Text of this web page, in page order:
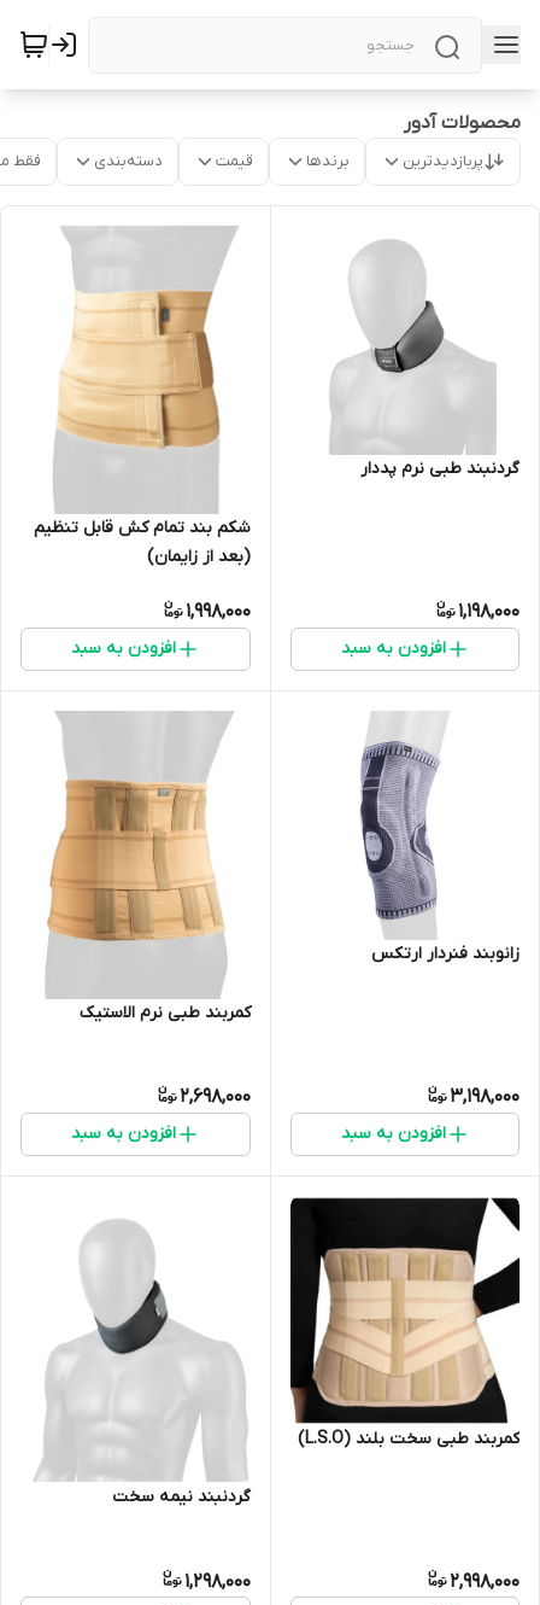
محصولات آدور
پربازدیدترین برندها قیمت دسته‌بندی فقط
گردنبند طبی نرم پددار
1,198,000
افزودن به سبد
شکم بند تمام کش قابل تنظیم
(بعد از زایمان)
1,998,000
افزودن به سبد
زانوبند فنردار ارتکس
3,198,000
افزودن به سبد
کمربند طبی نرم الاستیک
2,698,000
افزودن به سبد
کمربند طبی سخت بلند (L.S.O)
2,998,000
گردنبند نیمه سخت
1,298,000